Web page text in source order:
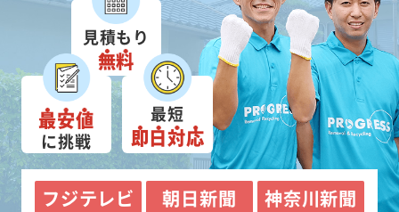
見積もり
無料
最安値
に挑戦
最短
即日対応
フジテレビ 朝日新聞 神奈川新聞